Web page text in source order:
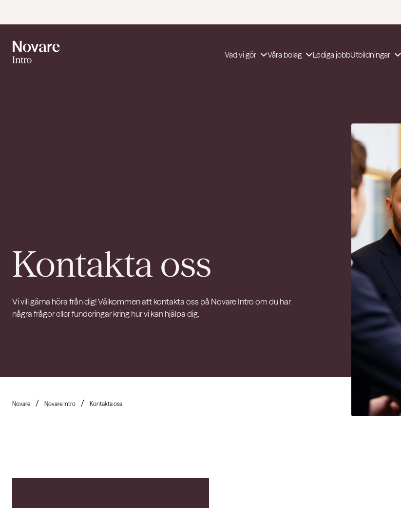
Vad vi gör Våra bolag Lediga jobbUtbildningar
Kontakta oss
Vi vill gärna höra från dig! Välkommen att kontakta oss på Novare Intro om du har
några frågor eller funderingar kring hur vi kan hjälpa dig.
Novare Novare Intro Kontakta oss